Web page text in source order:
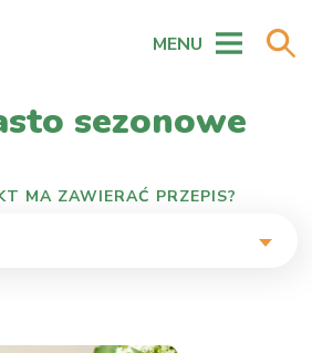
MENU
sezonowe
MA ZAWIERAĆ PRZEPIS?